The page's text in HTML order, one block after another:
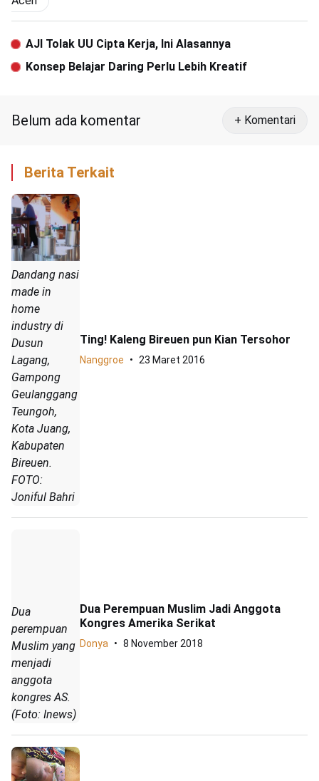
AJI Tolak UU Cipta Kerja, Ini Alasannya
Konsep Belajar Daring Perlu Lebih Kreatif
Belum ada komentar + Komentari
Berita Terkait
Dandang nasi
made in
home
industry di
Dusun
Lagang,
Gampong
Geulanggang
Teungoh,
Kota Juang,
Kabupaten
Bireuen.
FOTO:
Joniful Bahri
Ting! Kaleng Bireuen pun Kian Tersohor
Nanggroe 23 Maret 2016
Dua
perempuan
Muslim yang
menjadi
anggota
kongres AS.
(Foto: Inews)
Dua Perempuan Muslim Jadi Anggota
Kongres Amerika Serikat
Donya 8 November 2018